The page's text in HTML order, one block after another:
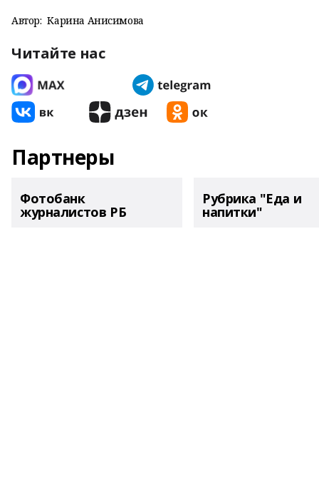
Автор: Карина Анисимова
Читайте нас
Партнеры
Фотобанк
журналистов РБ
Рубрика "Еда и
напитки"